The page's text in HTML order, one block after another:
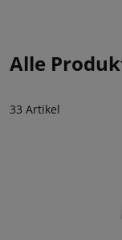
Alle
33 Artikel